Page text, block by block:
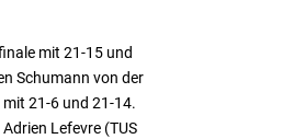
mit 21-15 und
Schumann von der
21-6 und 21-14.
Lefevre (TUS